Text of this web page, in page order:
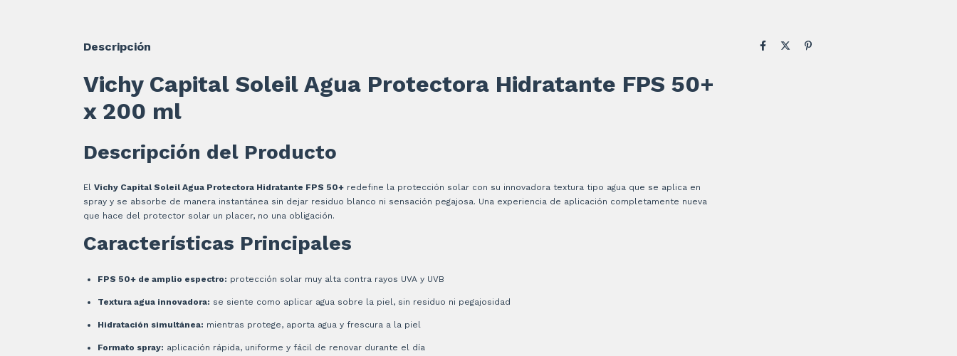
Descripción
Vichy Capital Soleil Agua Protectora Hidratante FPS 50+
x 200 ml
Descripción del Producto
El Vichy Capital Soleil Agua Protectora Hidratante FPS 50+ redefine la protección solar con su innovadora textura tipo agua que se aplica en
spray y se absorbe de manera instantánea sin dejar residuo blanco ni sensación pegajosa. Una experiencia de aplicación completamente nueva
que hace del protector solar un placer, no una obligación.
Características Principales
FPS 50+ de amplio espectro: protección solar muy alta contra rayos UVA y UVB
Textura agua innovadora: se siente como aplicar agua sobre la piel, sin residuo ni pegajosidad
Hidratación simultánea: mientras protege, aporta agua y frescura a la piel
Formato spray: aplicación rápida, uniforme y fácil de renovar durante el día